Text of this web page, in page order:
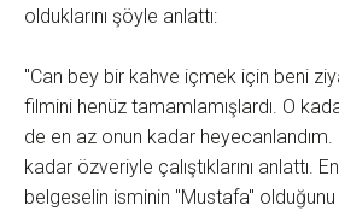
olduklarını şöyle anlattı:
"Can bey bir kahve içmek için beni
filmini henüz tamamlamışlardı. O
de en az onun kadar
kadar özveriyle çalıştıklarını anlattı.
belgeselin isminin "Mustafa"